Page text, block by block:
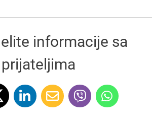
informacije sa
prijateljima